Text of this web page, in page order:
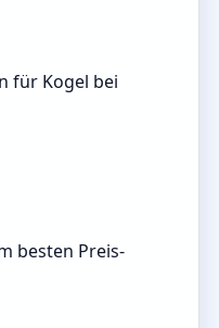
für Kogel bei
besten Preis-